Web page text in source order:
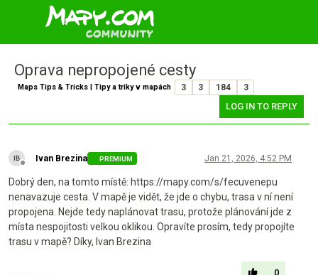
Oprava nepropojené cesty
Maps Tips & Tricks | Tipy a triky v mapách 3 3 184 3
LOG IN TO REPLY
Ivan Brezina PREMIUM Jan 21, 2026, 4:52 PM
Dobrý den, na tomto místě: https://mapy.com/s/fecuvenepu
nenavazuje cesta. V mapě je vidět, že jde o chybu, trasa v ní není
propojena. Nejde tedy naplánovat trasu, protože plánování jde z
místa nespojitosti velkou oklikou. Opravíte prosím, tedy propojíte
trasu v mapě? Díky, Ivan Brezina
0